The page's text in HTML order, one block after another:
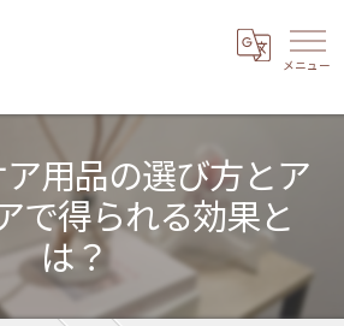
用品の選び方とア
で得られる効果と
は？